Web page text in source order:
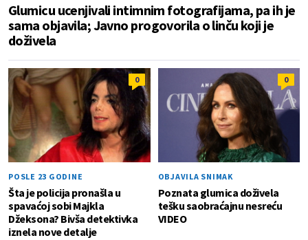
Glumicu ucenjivali intimnim fotografijama, pa ih je
sama objavila; Javno progovorila o linču koji je
doživela
0
POSLE 23 GODINE
Šta je policija pronašla u
spavaćoj sobi Majkla
Džeksona? Bivša detektivka
iznela nove detalje
0
OBJAVILA SNIMAK
Poznata glumica doživela
tešku saobraćajnu nesreću
VIDEO